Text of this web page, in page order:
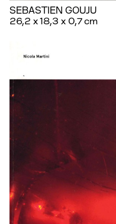
SEBASTIEN GOUJU
26,2 x 18,3 x 0,7 cm